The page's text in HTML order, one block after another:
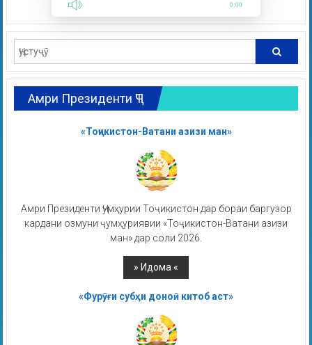
0:00
Амри Президенти ҶТ
«Тоҷикистон-Ватани азизи ман»
Амри Президенти Ҷумҳурии Тоҷикистон дар бораи баргузор
кардани озмуни ҷумҳуриявии «Тоҷикистон-Ватани азизи
ман» дар соли 2026.
«Фурӯғи субҳи доноӣ китоб аст»